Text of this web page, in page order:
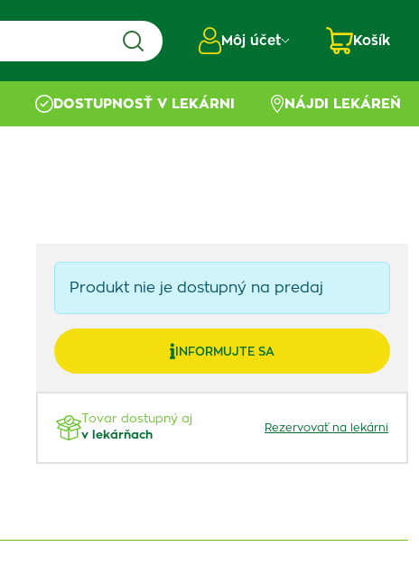
Môj účet Košík
DOSTUPNOSŤ V LEKÁRNI NÁJDI LEKÁREŇ
Produkt nie je dostupný na predaj
INFORMUJTE SA
Tovar dostupný aj
v lekárňach
Rezervovať na lekárni